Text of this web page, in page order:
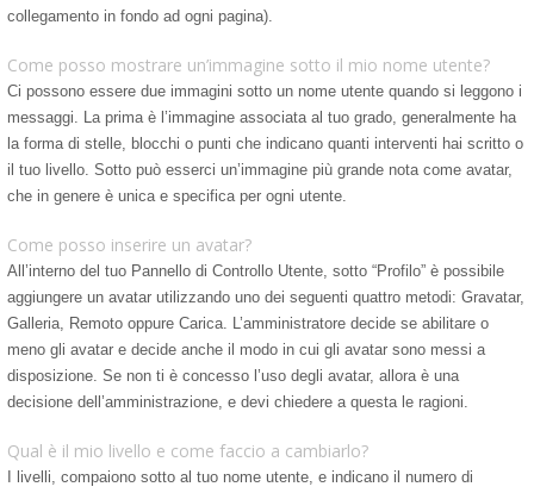
collegamento in fondo ad ogni pagina).
Come posso mostrare un’immagine sotto il mio nome utente?
Ci possono essere due immagini sotto un nome utente quando si leggono i
messaggi. La prima è l’immagine associata al tuo grado, generalmente ha
la forma di stelle, blocchi o punti che indicano quanti interventi hai scritto o
il tuo livello. Sotto può esserci un’immagine più grande nota come avatar,
che in genere è unica e specifica per ogni utente.
Come posso inserire un avatar?
All’interno del tuo Pannello di Controllo Utente, sotto “Profilo” è possibile
aggiungere un avatar utilizzando uno dei seguenti quattro metodi: Gravatar,
Galleria, Remoto oppure Carica. L’amministratore decide se abilitare o
meno gli avatar e decide anche il modo in cui gli avatar sono messi a
disposizione. Se non ti è concesso l’uso degli avatar, allora è una
decisione dell’amministrazione, e devi chiedere a questa le ragioni.
Qual è il mio livello e come faccio a cambiarlo?
I livelli, compaiono sotto al tuo nome utente, e indicano il numero di